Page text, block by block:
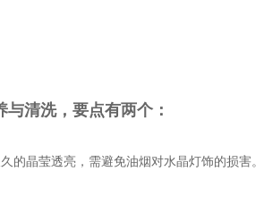
洗，要点有两个：
晶莹透亮，需避免油烟对水晶灯饰的损害。